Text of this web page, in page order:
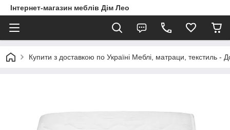
Інтернет-магазин меблів Дім Лео
Купити з доставкою по Україні Меблі, матраци, текстиль -